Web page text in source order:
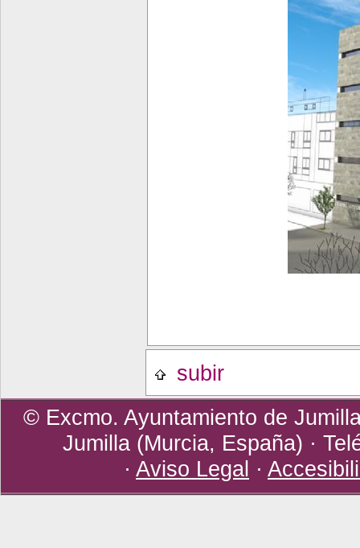
subir
© Excmo. Ayuntamiento de
Jumilla (Murcia, España) ·
· Aviso Legal ·